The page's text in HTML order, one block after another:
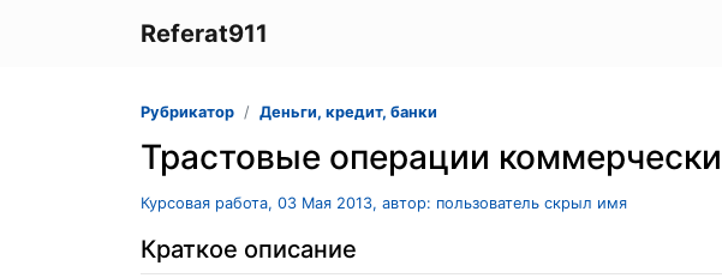
Referat911
Рубрикатор Деньги, кредит, банки
Трастовые операции
Курсовая работа, 03 Мая 2013, автор: пользователь скрыл имя
Краткое описание